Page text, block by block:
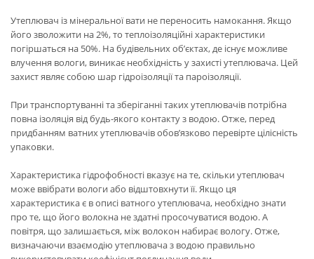
Утеплювач із мінеральної вати не переносить намокання. Якщо
його зволожити на 2%, то теплоізоляційні характеристики
погіршаться на 50%. На будівельних об’єктах, де існує можливе
влучення вологи, виникає необхідність у захисті утеплювача. Цей
захист являє собою шар гідроізоляції та пароізоляції.
При транспортуванні та зберіганні таких утеплювачів потрібна
повна ізоляція від будь-якого контакту з водою. Отже, перед
придбанням ватних утеплювачів обов’язково перевірте цілісність
упаковки.
Характеристика гідрофобності вказує на те, скільки утеплювач
може ввібрати вологи або відштовхнути її. Якщо ця
характеристика є в описі ватного утеплювача, необхідно знати
про те, що його волокна не здатні просочуватися водою. А
повітря, що залишається, між волокон набирає вологу. Отже,
визначаючи взаємодію утеплювача з водою правильно